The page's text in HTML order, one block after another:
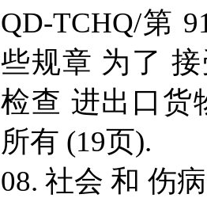
QD-TCHQ/第
些规章 为了
检查 进出口货
所有 (19页).
08. 社会 和 伤